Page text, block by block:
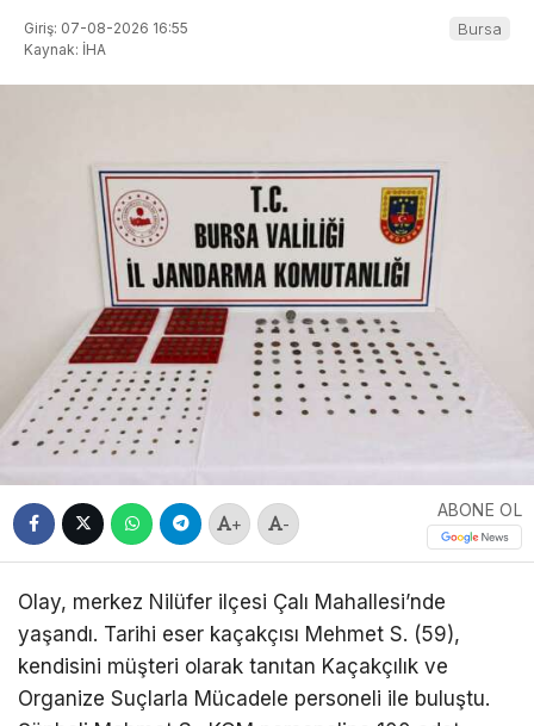
Giriş: 07-08-2026 16:55
Kaynak: İHA
Bursa
+ -
ABONE OL
Olay, merkez Nilüfer ilçesi Çalı Mahallesi’nde
yaşandı. Tarihi eser kaçakçısı Mehmet S. (59),
kendisini müşteri olarak tanıtan Kaçakçılık ve
Organize Suçlarla Mücadele personeli ile buluştu.